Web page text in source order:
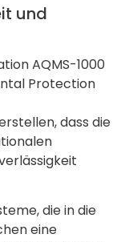
und
AQMS-1000
Protection
dass die
die in die
eine